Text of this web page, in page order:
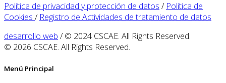
Política de privacidad y protección de datos / Política de
Cookies / Registro de Actividades de tratamiento de datos
desarrollo web / © 2024 CSCAE. All Rights Reserved.
© 2026 CSCAE. All Rights Reserved.
Menú Principal